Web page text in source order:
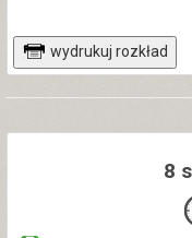
wydrukuj rozkład
8